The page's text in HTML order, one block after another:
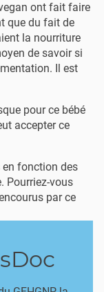
ont fait faire
que du fait de
la nourriture
de savoir si
Il est
pour ce bébé
accepter ce
fonction des
Pourriez-vous
par ce